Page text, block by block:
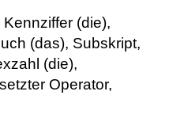
(die),
(das), Subskript,
(die),
Operator,